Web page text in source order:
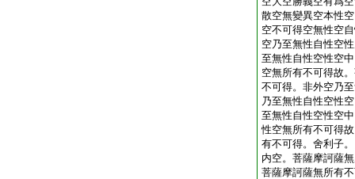
散空無變異空本性
空不可得空無性空
空乃至無性自性空
至無性自性空性空
空無所有不可得故
不可得。非外空乃
乃至無性自性空性
至無性自性空性空
性空無所有不可得
有不可得。舍利子
内空。菩薩摩訶薩
菩薩摩訶薩無所有